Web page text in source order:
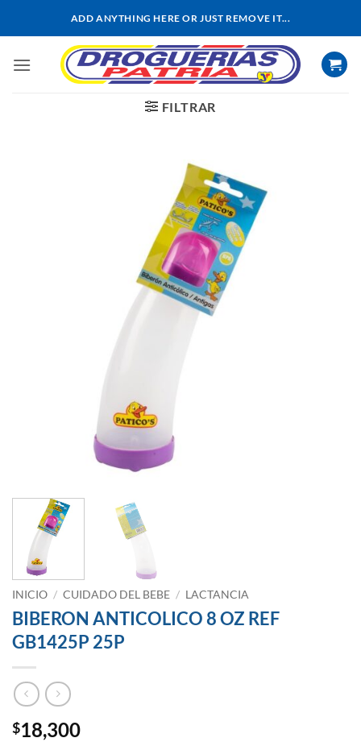
ADD ANYTHING HERE OR JUST REMOVE IT...
FILTRAR
INICIO / CUIDADO DEL BEBE / LACTANCIA
BIBERON ANTICOLICO 8 OZ REF
GB1425P 25P
$18,300